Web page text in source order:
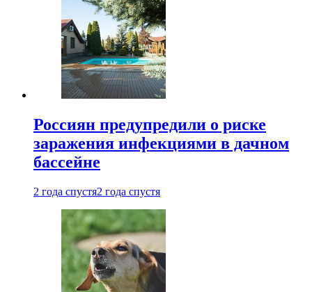
Россиян предупредили о риске
заражения инфекциями в дачном
бассейне
2 года спустя2 года спустя